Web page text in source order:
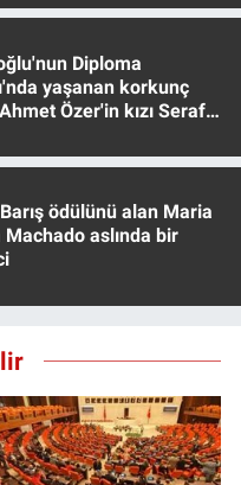
Diploma
yaşanan korkunç
Özer'in kızı Seraf
ödülünü alan Maria
Machado aslında bir